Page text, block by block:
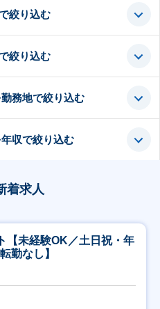
絞り込む
絞り込む
務地で絞り込む
収で絞り込む
着求人
【未経験OK／土日祝・年
勤なし】